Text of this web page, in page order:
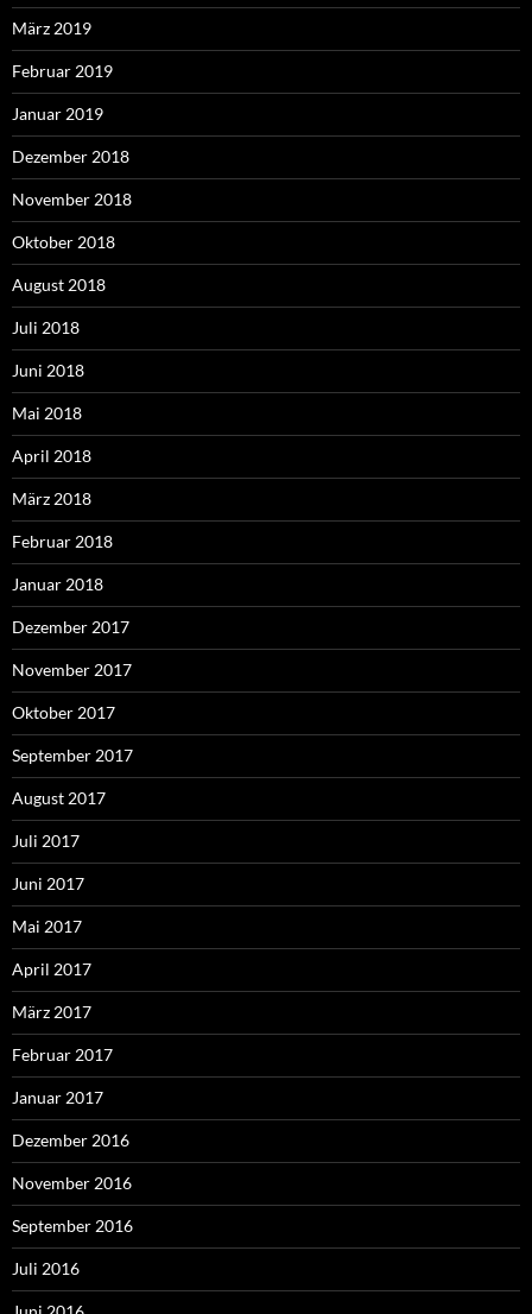
März 2019
Februar 2019
Januar 2019
Dezember 2018
November 2018
Oktober 2018
August 2018
Juli 2018
Juni 2018
Mai 2018
April 2018
März 2018
Februar 2018
Januar 2018
Dezember 2017
November 2017
Oktober 2017
September 2017
August 2017
Juli 2017
Juni 2017
Mai 2017
April 2017
März 2017
Februar 2017
Januar 2017
Dezember 2016
November 2016
September 2016
Juli 2016